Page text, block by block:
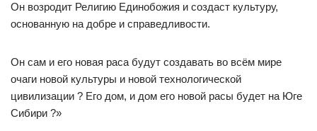
Он возродит Религию Единобожия и создаст культуру,
основанную на добре и справедливости.
Он сам и его новая раса будут создавать во всём мире
очаги новой культуры и новой технологической
цивилизации ? Его дом, и дом его новой расы будет на Юге
Сибири ?»